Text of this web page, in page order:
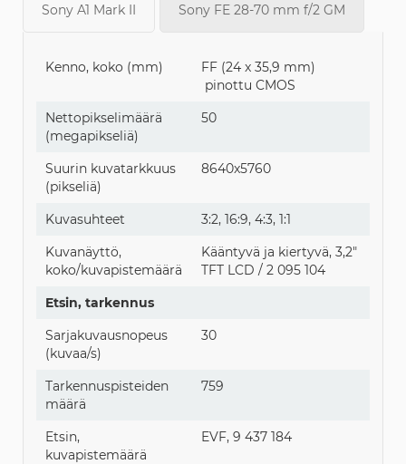
Sony A1 Mark II Sony FE 28-70 mm f/2 GM
Kenno, koko (mm)
FF (24 x 35,9 mm)
pinottu CMOS
Nettopikselimäärä
(megapikseliä)
50
Suurin kuvatarkkuus
(pikseliä)
8640x5760
Kuvasuhteet
3:2, 16:9, 4:3, 1:1
Kuvanäyttö,
koko/kuvapistemäärä
Kääntyvä ja kiertyvä, 3,2"
TFT LCD / 2 095 104
Etsin, tarkennus
Sarjakuvausnopeus
(kuvaa/s)
30
Tarkennuspisteiden
määrä
759
Etsin,
kuvapistemäärä
EVF, 9 437 184